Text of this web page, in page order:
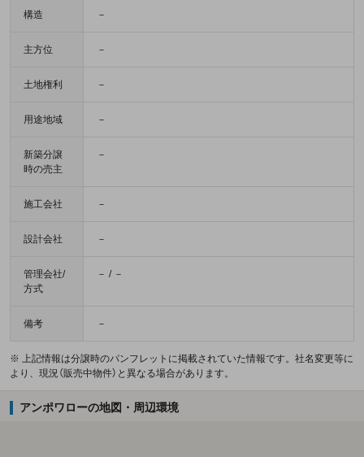
構造 －
主方位 －
土地権利 －
用途地域 －
新築分譲
時の売主
－
施工会社 －
設計会社 －
管理会社/
方式
－ / －
備考 －
※ 上記情報は分譲時のパンフレットに掲載されていた情報です。社名変更等に
より、現況（販売中物件）と異なる場合があります。
アンポワローの地図・周辺環境